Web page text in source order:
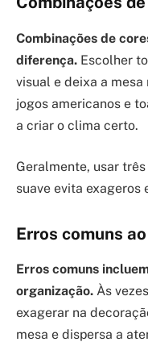
Combinações de
diferença. Escolher
visual e deixa a
jogos americanos e
a criar o clima certo.
Geralmente, usar
suave evita exageros
Erros comuns
Erros comuns
organização. Às
exagerar na
mesa e dispersa a